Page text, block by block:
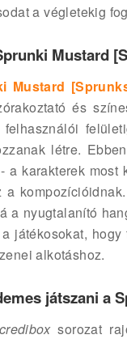
a végletekig
Mustard
Mustard
és
létre.
a karakterek most
a
a nyugtalanító
játékosokat, hogy
alkotáshoz.
játszani a
sorozat